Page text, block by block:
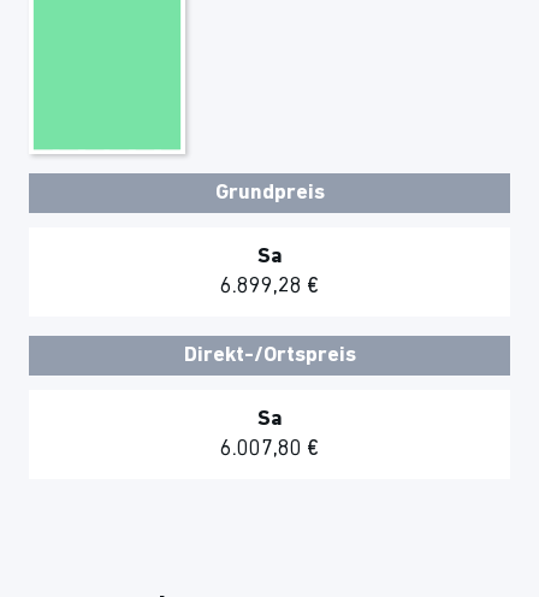
Grundpreis
Sa
6.899,28 €
Direkt-/Ortspreis
Sa
6.007,80 €